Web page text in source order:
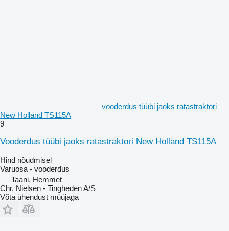
vooderdus tüübi jaoks ratastraktori
New Holland TS115A
9
Vooderdus tüübi jaoks ratastraktori New Holland TS115A
Hind nõudmisel
Varuosa - vooderdus
Taani, Hemmet
Chr. Nielsen - Tingheden A/S
Võta ühendust müüjaga